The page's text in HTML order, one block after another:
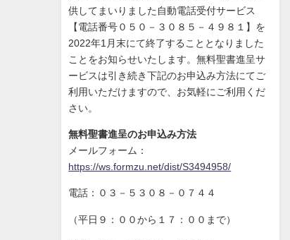
供してまいりました自動電話受付サービス
【電話番号０５０－３０８５－４９８１】を
2022年1月末にて終了することとなりました
ことをお知らせいたします。無料聖書進呈サ
ービスは引き続き下記のお申込み方法にてご
利用いただけますので、お気軽にご利用くだ
さい。
無料聖書進呈のお申込み方法
メールフォーム：
https://ws.formzu.net/dist/S3494958/
電話：０３－５３０８－０７４４
（平日９：００から１７：００まで）